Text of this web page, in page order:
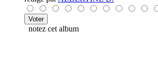
notez cet album